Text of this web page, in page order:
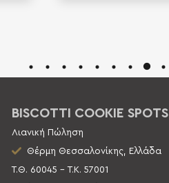
BISCOTTI COOKIE SPOTS
Λιανική Πώληση
Θέρμη Θεσσαλονίκης, Ελλάδα
Τ.Θ. 60045 – Τ.Κ. 57001